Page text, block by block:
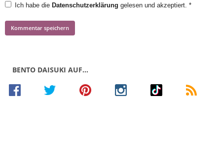
Ich habe die Datenschutzerklärung gelesen und akzeptiert. *
BENTO DAISUKI AUF…